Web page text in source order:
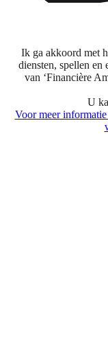
Ik ga akkoord met
diensten, spellen en
van ‘Financière
U
Voor meer